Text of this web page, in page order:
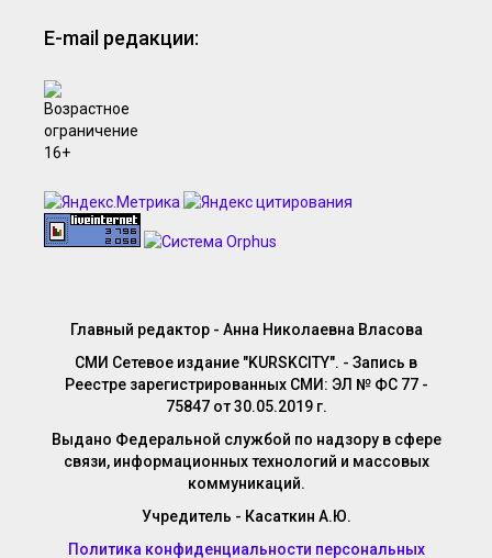
E-mail редакции:
Главный редактор - Анна Николаевна Власова
СМИ Сетевое издание "KURSKCITY". - Запись в
Реестре зарегистрированных СМИ: ЭЛ № ФС 77 -
75847 от 30.05.2019 г.
Выдано Федеральной службой по надзору в сфере
связи, информационных технологий и массовых
коммуникаций.
Учредитель - Касаткин А.Ю.
Политика конфиденциальности персональных